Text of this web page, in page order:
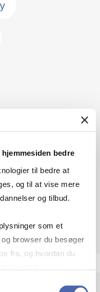
bedre
til bedre at
og til at vise mere
og tilbud.
som et
browser du besøger
fra, og hvordan du